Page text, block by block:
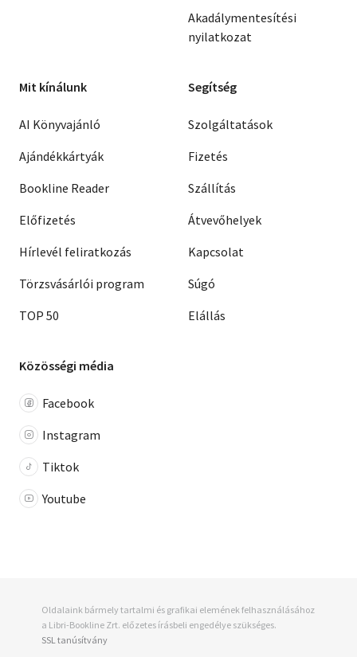
Akadálymentesítési
nyilatkozat
Mit kínálunk
AI Könyvajánló
Ajándékkártyák
Bookline Reader
Előfizetés
Hírlevél feliratkozás
Törzsvásárlói program
TOP 50
Segítség
Szolgáltatások
Fizetés
Szállítás
Átvevőhelyek
Kapcsolat
Súgó
Elállás
Közösségi média
Facebook
Instagram
Tiktok
Youtube
Oldalaink bármely tartalmi és grafikai elemének felhasználásához
a Libri-Bookline Zrt. előzetes írásbeli engedélye szükséges.
SSL tanúsítvány